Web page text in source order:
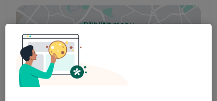
Přiblížit mapu
Dostupnost
Na této adrese online kalendář není aktivní
Co mám v takové situaci udělat?